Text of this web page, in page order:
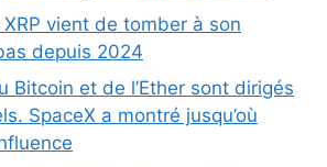
vient de tomber à son
depuis 2024
Bitcoin et de l’Ether sont dirigés
SpaceX a montré jusqu’où